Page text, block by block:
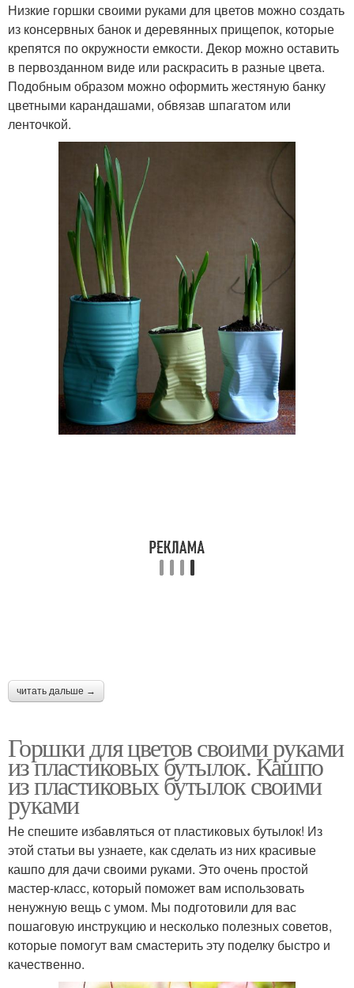
Низкие горшки своими руками для цветов можно создать
из консервных банок и деревянных прищепок, которые
крепятся по окружности емкости. Декор можно оставить
в первозданном виде или раскрасить в разные цвета.
Подобным образом можно оформить жестяную банку
цветными карандашами, обвязав шпагатом или
ленточкой.
читать дальше →
Горшки для цветов своими руками
из пластиковых бутылок. Кашпо
из пластиковых бутылок своими
руками
Не спешите избавляться от пластиковых бутылок! Из
этой статьи вы узнаете, как сделать из них красивые
кашпо для дачи своими руками. Это очень простой
мастер-класс, который поможет вам использовать
ненужную вещь с умом. Мы подготовили для вас
пошаговую инструкцию и несколько полезных советов,
которые помогут вам смастерить эту поделку быстро и
качественно.